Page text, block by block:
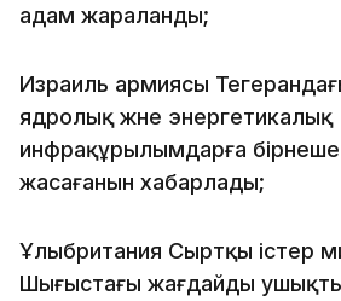
адам жараланды;
Израиль армиясы
ядролық және энергетикалық
инфрақұрылымдарға
жасағанын хабарлады;
Ұлыбритания Сыртқы істер
Шығыстағы жағдайды